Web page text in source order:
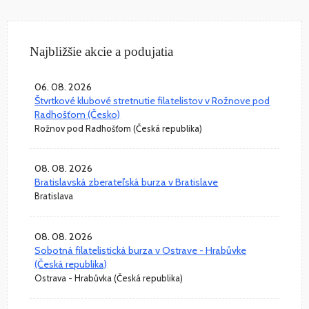
Najbližšie akcie a podujatia
06. 08. 2026
Štvrtkové klubové stretnutie filatelistov v Rožnove pod
Radhošťom (Česko)
Rožnov pod Radhošťom (Česká republika)
08. 08. 2026
Bratislavská zberateľská burza v Bratislave
Bratislava
08. 08. 2026
Sobotná filatelistická burza v Ostrave - Hrabůvke
(Česká republika)
Ostrava - Hrabůvka (Česká republika)